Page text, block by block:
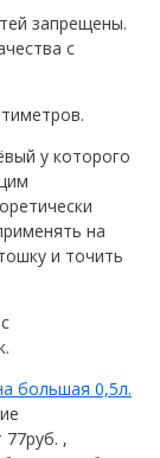
запрещены.
с
у которого
на
и точить
большая 0,5л.
77руб. ,